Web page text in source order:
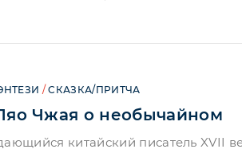
/СКАЗКА/ПРИТЧА
Чжая о необычайном
китайский писатель XVII